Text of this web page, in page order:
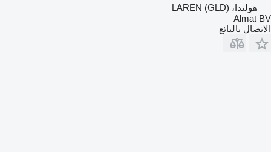
هولندا، LAREN (GLD)
Almat BV
الاتصال بالبائع